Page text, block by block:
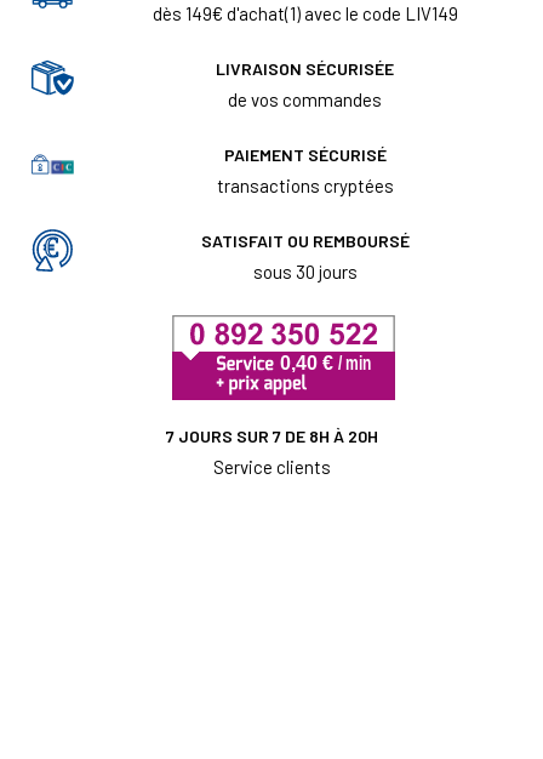
dès 149€ d'achat(1) avec le code LIV149
LIVRAISON SÉCURISÉE
de vos commandes
PAIEMENT SÉCURISÉ
transactions cryptées
SATISFAIT OU REMBOURSÉ
sous 30 jours
7 JOURS SUR 7 DE 8H À 20H
Service clients